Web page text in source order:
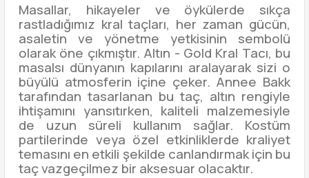
Masallar, hikayeler ve öykülerde sıkça
rastladığımız kral taçları, her zaman gücün,
asaletin ve yönetme yetkisinin sembolü
olarak öne çıkmıştır. Altın - Gold Kral Tacı, bu
masalsı dünyanın kapılarını aralayarak sizi o
büyülü atmosferin içine çeker. Annee Bakk
tarafından tasarlanan bu taç, altın rengiyle
ihtişamını yansıtırken, kaliteli malzemesiyle
de uzun süreli kullanım sağlar. Kostüm
partilerinde veya özel etkinliklerde kraliyet
temasını en etkili şekilde canlandırmak için bu
taç vazgeçilmez bir aksesuar olacaktır.